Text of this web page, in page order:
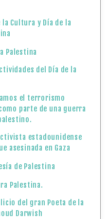
Cultura y Día de la
Palestina
del Día de la
el terrorismo
parte de una guerra
estadounidense
asesinada en Gaza
de Palestina
Palestina.
del gran Poeta de la
Darwish